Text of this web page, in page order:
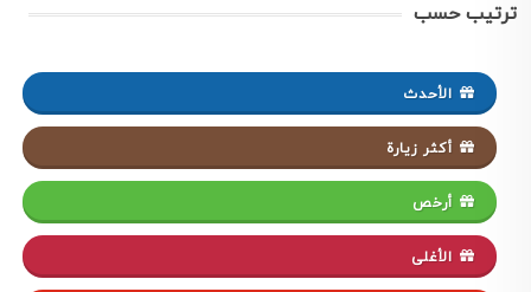
ترتيب حسب
الأحدث
أكثر زيارة
أرخص
الأغلى